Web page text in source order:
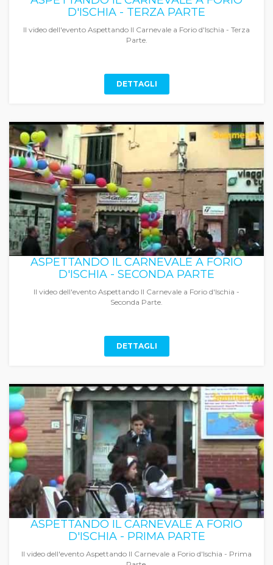
D'ISCHIA - TERZA PARTE
Il video dell'evento Aspettando Il Carnevale a Forio d'Ischia - Terza
Parte.
DETTAGLI
ASPETTANDO IL CARNEVALE A FORIO
D'ISCHIA - SECONDA PARTE
Il video dell'evento Aspettando Il Carnevale a Forio d'Ischia -
Seconda Parte.
DETTAGLI
ASPETTANDO IL CARNEVALE A FORIO
D'ISCHIA - PRIMA PARTE
Il video dell'evento Aspettando Il Carnevale a Forio d'Ischia - Prima